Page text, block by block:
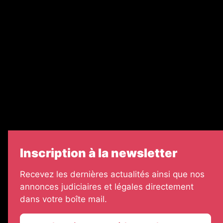
Inscription à la newsletter
Recevez les dernières actualités ainsi que nos
annonces judiciaires et légales directement
dans votre boîte mail.